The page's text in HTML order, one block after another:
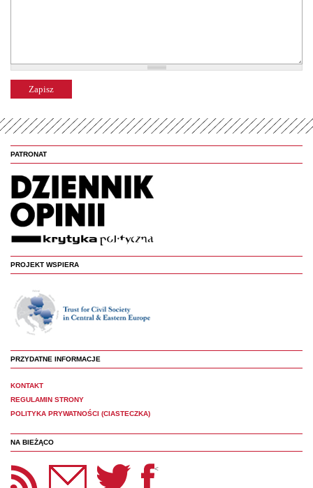
PATRONAT
PROJEKT WSPIERA
PRZYDATNE INFORMACJE
KONTAKT
REGULAMIN STRONY
POLITYKA PRYWATNOŚCI (CIASTECZKA)
NA BIEŻĄCO
Panoptyka Facebook <